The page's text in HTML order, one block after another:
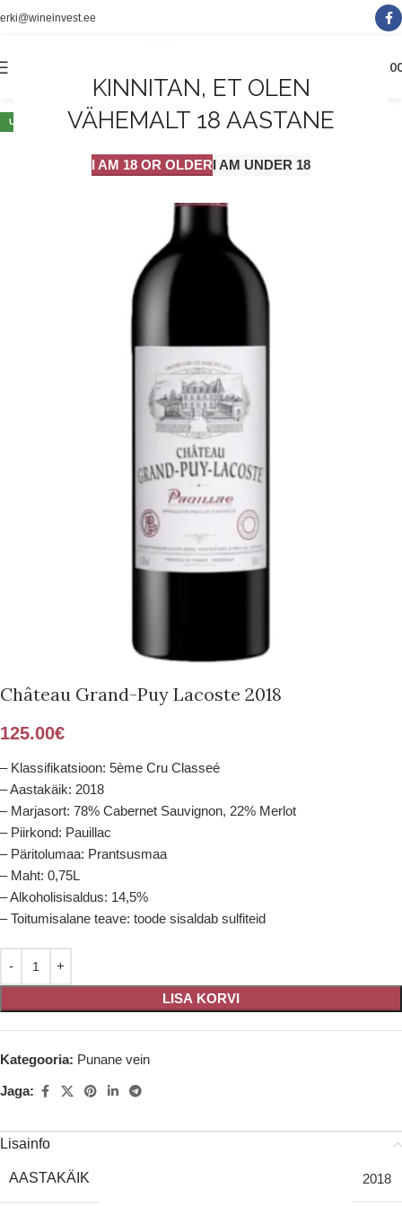
KINNITAN, ET OLEN
VÄHEMALT 18 AASTANE
I AM 18 OR OLDERI AM UNDER 18
erki@wineinvest.ee
UUS
Château Grand-Puy Lacoste 2018
125.00€
– Klassifikatsioon: 5ème Cru Classeé
– Aastakäik: 2018
– Marjasort: 78% Cabernet Sauvignon, 22% Merlot
– Piirkond: Pauillac
– Päritolumaa: Prantsusmaa
– Maht: 0,75L
– Alkoholisisaldus: 14,5%
– Toitumisalane teave: toode sisaldab sulfiteid
LISA KORVI
Kategooria: Punane vein
Jaga:
Lisainfo
AASTAKÄIK 2018